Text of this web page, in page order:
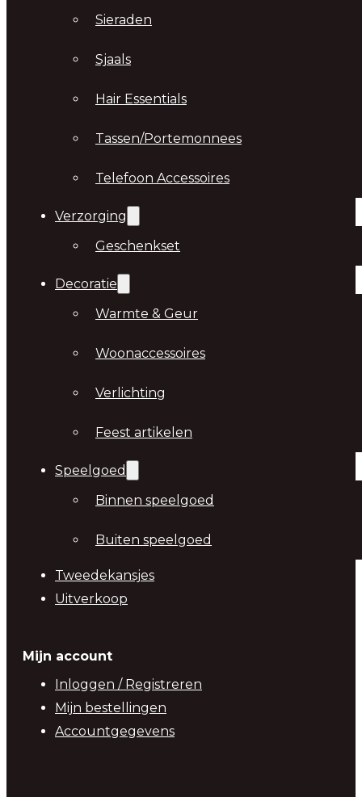
Sieraden
Sjaals
Hair Essentials
Tassen/Portemonnees
Telefoon Accessoires
Verzorging
Geschenkset
Decoratie
Warmte & Geur
Woonaccessoires
Verlichting
Feest artikelen
Speelgoed
Binnen speelgoed
Buiten speelgoed
Tweedekansjes
Uitverkoop
Mijn account
Inloggen / Registreren
Mijn bestellingen
Accountgegevens